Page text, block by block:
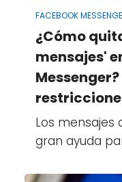
FACEBOOK
¿Cómo
mensajes'
Los mensajes
gran ayuda